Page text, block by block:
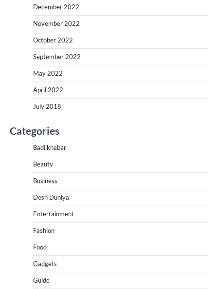
December 2022
November 2022
October 2022
September 2022
May 2022
April 2022
July 2018
Categories
Badi khabar
Beauty
Business
Desh Duniya
Entertainment
Fashion
Food
Gadgets
Guide